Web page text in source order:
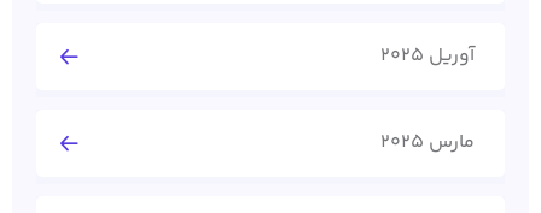
آوریل 2025
مارس 2025